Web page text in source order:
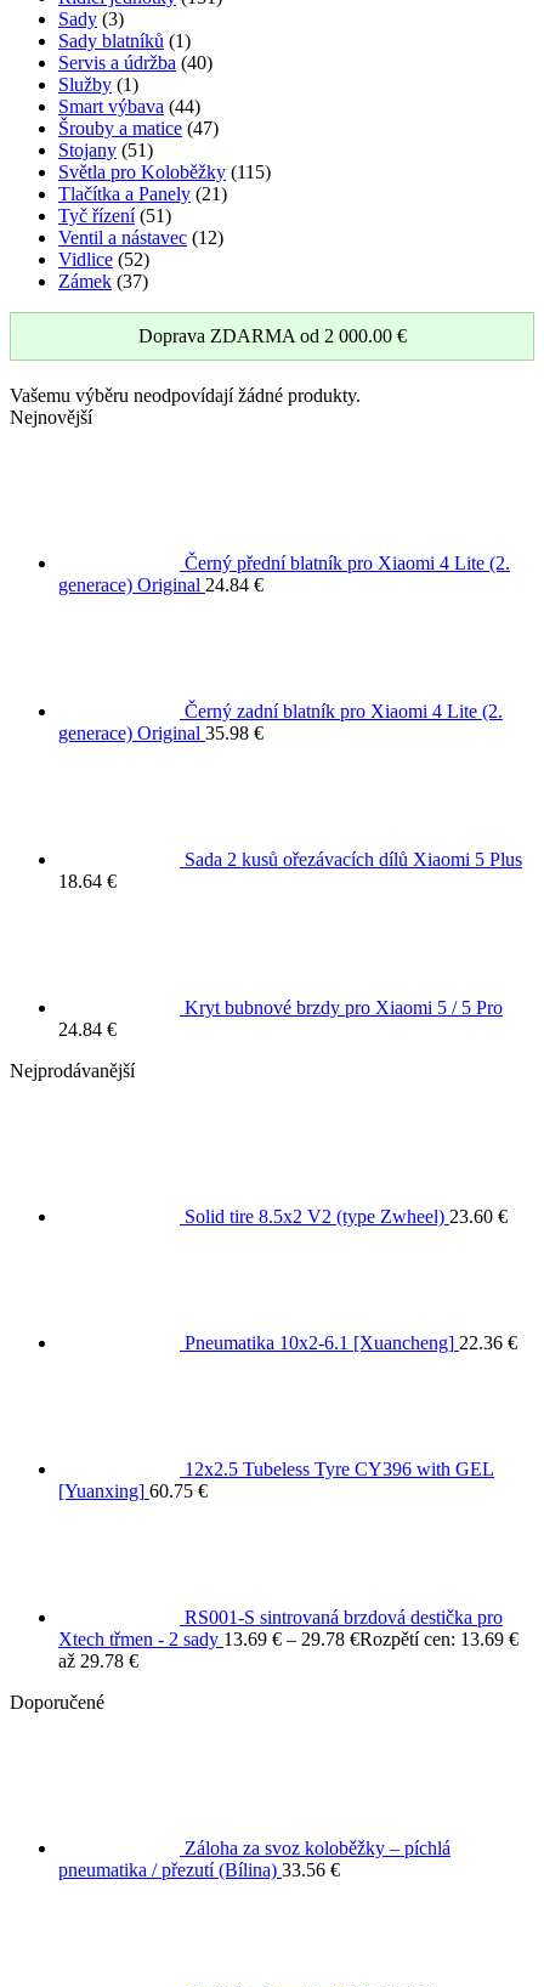
Sady (3)
Sady blatníků (1)
Servis a údržba (40)
Služby (1)
Smart výbava (44)
Šrouby a matice (47)
Stojany (51)
Světla pro Koloběžky (115)
Tlačítka a Panely (21)
Tyč řízení (51)
Ventil a nástavec (12)
Vidlice (52)
Zámek (37)
Doprava ZDARMA od 2 000.00 €
Vašemu výběru neodpovídají žádné produkty.
Nejnovější
Černý přední blatník pro Xiaomi 4 Lite (2.
generace) Original 24.84 €
Černý zadní blatník pro Xiaomi 4 Lite (2.
generace) Original 35.98 €
Sada 2 kusů ořezávacích dílů Xiaomi 5 Plus
18.64 €
Kryt bubnové brzdy pro Xiaomi 5 / 5 Pro
24.84 €
Nejprodávanější
Solid tire 8.5x2 V2 (type Zwheel) 23.60 €
Pneumatika 10x2-6.1 [Xuancheng] 22.36 €
12x2.5 Tubeless Tyre CY396 with GEL
[Yuanxing] 60.75 €
RS001-S sintrovaná brzdová destička pro
Xtech třmen - 2 sady 13.69 € – 29.78 €Rozpětí cen: 13.69 €
až 29.78 €
Doporučené
Záloha za svoz koloběžky – píchlá
pneumatika / přezutí (Bílina) 33.56 €